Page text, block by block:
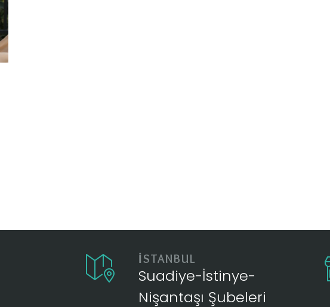
İSTANBUL
Suadiye-İstinye-
Nişantaşı Şubeleri